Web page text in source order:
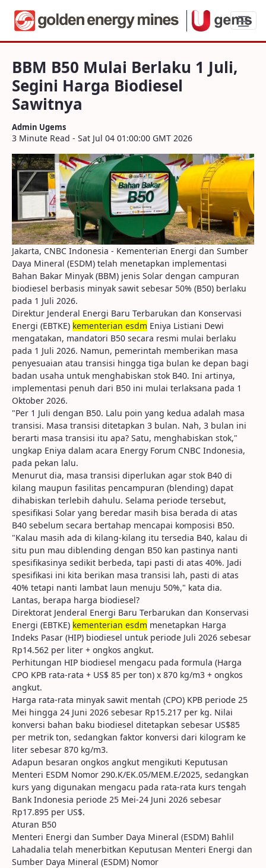
BBM B50 Mulai Berlaku 1 Juli, Segini
BBM B50 Mulai Berlaku 1 Juli,
Segini Harga Biodiesel
Sawitnya
Admin Ugems
3 Minute Read - Sat Jul 04 01:00:00 GMT 2026
Jakarta, CNBC Indonesia - Kementerian Energi dan Sumber
Daya Mineral (ESDM) telah menetapkan implementasi
Bahan Bakar Minyak (BBM) jenis Solar dengan campuran
biodiesel berbasis minyak sawit sebesar 50% (B50) berlaku
pada 1 Juli 2026.
Direktur Jenderal Energi Baru Terbarukan dan Konservasi
Energi (EBTKE) kementerian esdm Eniya Listiani Dewi
mengatakan, mandatori B50 secara resmi mulai berlaku
pada 1 Juli 2026. Namun, pemerintah memberikan masa
penyesuaian atau transisi hingga tiga bulan ke depan bagi
badan usaha untuk menghabiskan stok B40. Ini artinya,
implementasi penuh dari B50 ini mulai terlaksana pada 1
Oktober 2026.
"Per 1 Juli dengan B50. Lalu poin yang kedua adalah masa
transisi. Masa transisi ditetapkan 3 bulan. Nah, 3 bulan ini
berarti masa transisi itu apa? Satu, menghabiskan stok,"
ungkap Eniya dalam acara Energy Forum CNBC Indonesia,
pada pekan lalu.
Menurut dia, masa transisi diperlukan agar stok B40 di
kilang maupun fasilitas pencampuran (blending) dapat
dihabiskan terlebih dahulu. Selama periode tersebut,
spesifikasi Solar yang beredar masih bisa berada di atas
B40 sebelum secara bertahap mencapai komposisi B50.
"Kalau masih ada di kilang-kilang itu tersedia B40, kalau di
situ pun mau diblending dengan B50 kan pastinya nanti
spesifikasinya sedikit berbeda, tapi pasti di atas 40%. Jadi
spesifikasi ini kita berikan masa transisi lah, pasti di atas
40% tetapi nanti lambat laun menuju 50%," kata dia.
Lantas, berapa harga biodiesel?
Direktorat Jenderal Energi Baru Terbarukan dan Konservasi
Energi (EBTKE) kementerian esdm menetapkan Harga
Indeks Pasar (HIP) biodiesel untuk periode Juli 2026 sebesar
Rp14.562 per liter + ongkos angkut.
Perhitungan HIP biodiesel mengacu pada formula (Harga
CPO KPB rata-rata + US$ 85 per ton) x 870 kg/m3 + ongkos
angkut.
Harga rata-rata minyak sawit mentah (CPO) KPB periode 25
Mei hingga 24 Juni 2026 sebesar Rp15.217 per kg. Nilai
konversi bahan baku biodiesel ditetapkan sebesar US$85
per metrik ton, sedangkan faktor konversi dari kilogram ke
liter sebesar 870 kg/m3.
Adapun besaran ongkos angkut mengikuti Keputusan
Menteri ESDM Nomor 290.K/EK.05/MEM.E/2025, sedangkan
kurs yang digunakan mengacu pada rata-rata kurs tengah
Bank Indonesia periode 25 Mei-24 Juni 2026 sebesar
Rp17.895 per US$.
Aturan B50
Menteri Energi dan Sumber Daya Mineral (ESDM) Bahlil
Lahadalia telah menerbitkan Keputusan Menteri Energi dan
Sumber Daya Mineral (ESDM) Nomor